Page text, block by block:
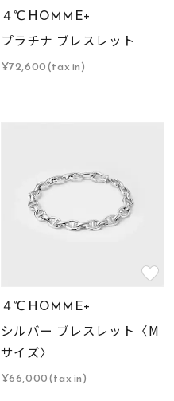
４℃ HOMME+
プラチナ ブレスレット
¥72,600(tax in)
４℃ HOMME+
シルバー ブレスレット〈M
サイズ〉
¥66,000(tax in)